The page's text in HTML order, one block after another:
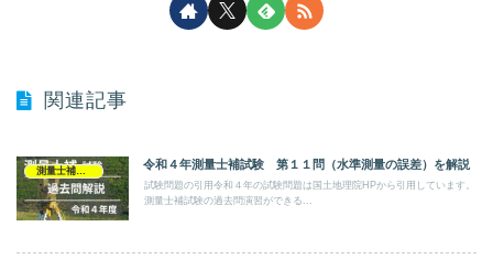
関連記事
測量士補試験
令和４年測量士補試験 第１１問（水準測量の誤差）を解説
試験問題の引用令和４年の試験問題は国土地理院HPから引用しています。
測量士補試験の過去問演習ができる...